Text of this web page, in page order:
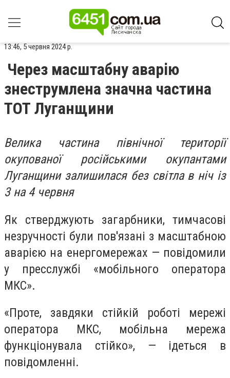
13:46, 5 червня 2024 р.
Через масштабну аварію
знеструмлена значна частина
ТОТ Луганщини
Велика частина північної території
окупованої російськими окупантами
Луганщини залишилася без світла в ніч із
3 на 4 червня
Як стверджують загарбники, тимчасові
незручності були пов'язані з масштабною
аварією на енергомережах — повідомили
у пресслужбі «мобільного оператора
МКС».
«Проте, завдяки стійкій роботі мережі
оператора МКС, мобільна мережа
функціонувала стійко», — ідеться в
повідомленні.